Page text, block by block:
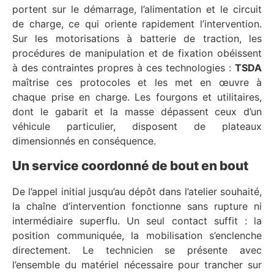
portent sur le démarrage, l’alimentation et le circuit
de charge, ce qui oriente rapidement l’intervention.
Sur les motorisations à batterie de traction, les
procédures de manipulation et de fixation obéissent
à des contraintes propres à ces technologies : TSDA
maîtrise ces protocoles et les met en œuvre à
chaque prise en charge. Les fourgons et utilitaires,
dont le gabarit et la masse dépassent ceux d’un
véhicule particulier, disposent de plateaux
dimensionnés en conséquence.
Un service coordonné de bout en bout
De l’appel initial jusqu’au dépôt dans l’atelier souhaité,
la chaîne d’intervention fonctionne sans rupture ni
intermédiaire superflu. Un seul contact suffit : la
position communiquée, la mobilisation s’enclenche
directement. Le technicien se présente avec
l’ensemble du matériel nécessaire pour trancher sur